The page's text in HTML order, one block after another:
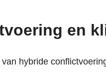
en
hybride